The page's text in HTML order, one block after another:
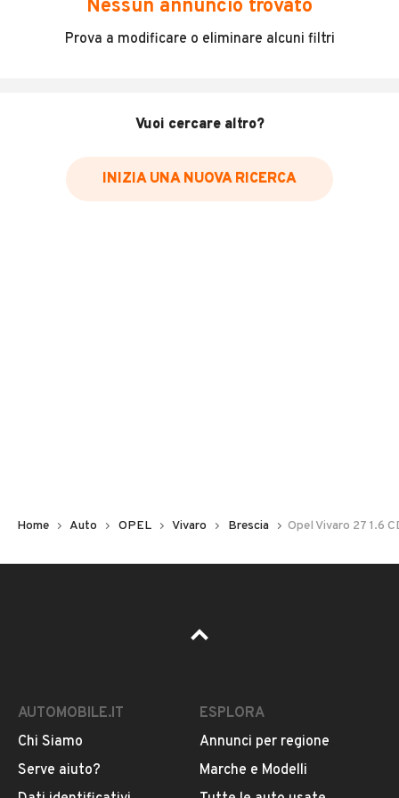
Incidenti in cui è stato coinvolto il veicolo
Data e luogo delle revisioni effettuate
Inserisci il numero di targa per verificare la disponibilità
Pubblicità
Nessun annuncio trovato
Prova a modificare o eliminare alcuni filtri
Vuoi cercare altro?
INIZIA UNA NUOVA RICERCA
Home Auto OPEL Vivaro Brescia Opel Vivaro 27 1.6
AUTOMOBILE.IT
Chi Siamo
Serve aiuto?
ESPLORA
Annunci per regione
Marche e Modelli